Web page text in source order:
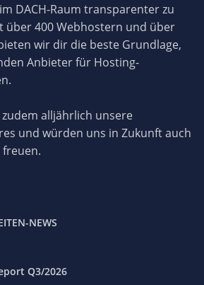
DACH-Raum transparenter zu
über 400 Webhostern und über
wir dir die beste Grundlage,
Anbieter für Hosting-
alljährlich unsere
und würden uns in Zukunft auch
NEWS
Q3/2026